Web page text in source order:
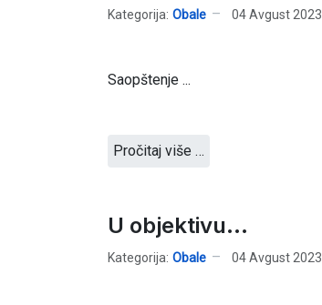
Kategorija: Obale 04 Avgust 2023
Saopštenje ...
Pročitaj više …
U objektivu...
Kategorija: Obale 04 Avgust 2023